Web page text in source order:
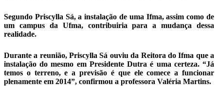
Segundo Priscylla Sá, a instalação de uma Ifma, assim como de
um campus da Ufma, contribuiria para a mudança dessa
realidade.
Durante a reunião, Priscylla Sá ouviu da Reitora do Ifma que a
instalação do mesmo em Presidente Dutra é uma certeza. “Já
temos o terreno, e a previsão é que ele comece a funcionar
plenamente em 2014”, confirmou a professora Valéria Martins.